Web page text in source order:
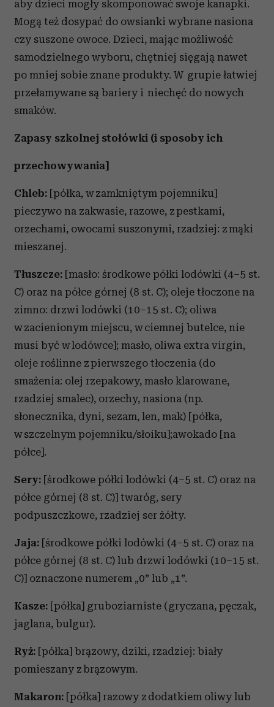
Partnerzy mogą połączyć te informacje z innymi danymi
otrzymanymi od Ciebie lub uzyskanymi podczas
korzystania z ich usług.
aby dzieci mogły skomponować swoje kanapki.
Mogą też dosypać do owsianki wybrane nasiona
czy suszone owoce. Dzieci, mając możliwość
samodzielnego wyboru, chętniej sięgają nawet
po mniej sobie znane produkty. W grupie łatwiej
przełamywane są bariery i niechęć do nowych
smaków.
Zapasy szkolnej stołówki (i sposoby ich
przechowywania]
Chleb: [półka, w zamkniętym pojemniku]
pieczywo na zakwasie, razowe, z pestkami,
orzechami, owocami suszonymi, rzadziej: z mąki
mieszanej.
Tłuszcze: [masło: środkowe półki lodówki (4–5 st.
C) oraz na półce górnej (8 st. C); oleje tłoczone na
zimno: drzwi lodówki (10–15 st. C); oliwa
w zacienionym miejscu, w ciemnej butelce, nie
musi być w lodówce]; masło, oliwa extra virgin,
oleje roślinne z pierwszego tłoczenia (do
smażenia: olej rzepakowy, masło klarowane,
rzadziej smalec), orzechy, nasiona (np.
słonecznika, dyni, sezam, len, mak) [półka,
w szczelnym pojemniku/słoiku];awokado [na
półce].
Sery: [środkowe półki lodówki (4–5 st. C) oraz na
półce górnej (8 st. C)] twaróg, sery
podpuszczkowe, rzadziej ser żółty.
Jaja: [środkowe półki lodówki (4–5 st. C) oraz na
półce górnej (8 st. C) lub drzwi lodówki (10–15 st.
C)] oznaczone numerem „0” lub „1”.
Kasze: [półka] gruboziarniste (gryczana, pęczak,
jaglana, bulgur).
Ryż: [półka] brązowy, dziki, rzadziej: biały
pomieszany z brązowym.
Makaron: [półka] razowy z dodatkiem oliwy lub